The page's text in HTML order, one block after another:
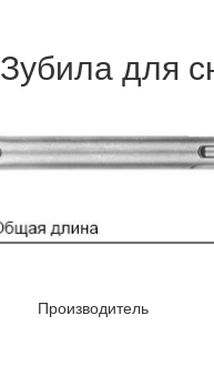
Зубила для
Производитель